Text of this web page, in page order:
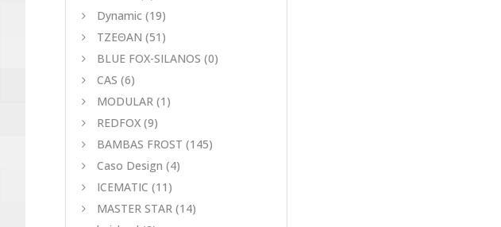
Dynamic (19)
ΤΖΕΘΑΝ (51)
BLUE FOX-SILANOS (0)
CAS (6)
MODULAR (1)
REDFOX (9)
BAMBAS FROST (145)
Caso Design (4)
ICEMATIC (11)
MASTER STAR (14)